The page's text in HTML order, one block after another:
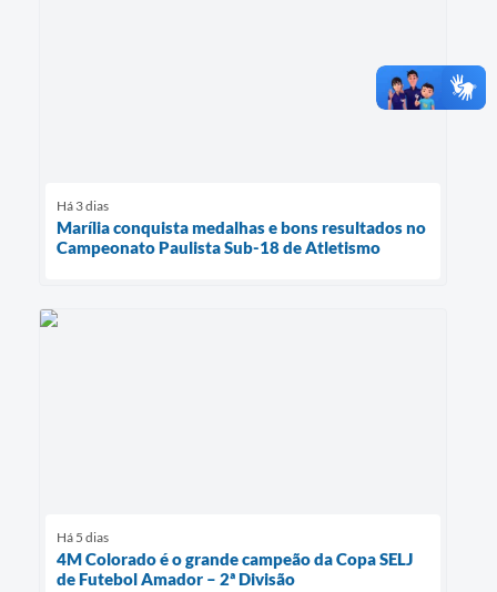
Há 3 dias
Marília conquista medalhas e bons resultados no
Campeonato Paulista Sub-18 de Atletismo
Há 5 dias
4M Colorado é o grande campeão da Copa SELJ
de Futebol Amador – 2ª Divisão